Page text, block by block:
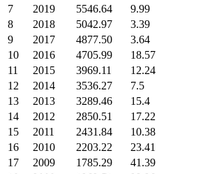
7
2019 5546.64
9.99
8
2018 5042.97
3.39
9
2017 4877.50
3.64
10
2016 4705.99
18.57
11
2015 3969.11
12.24
12
2014 3536.27
7.5
13
2013 3289.46
15.4
14
2012 2850.51
17.22
15
2011 2431.84
10.38
16
2010 2203.22
23.41
17
2009 1785.29
41.39